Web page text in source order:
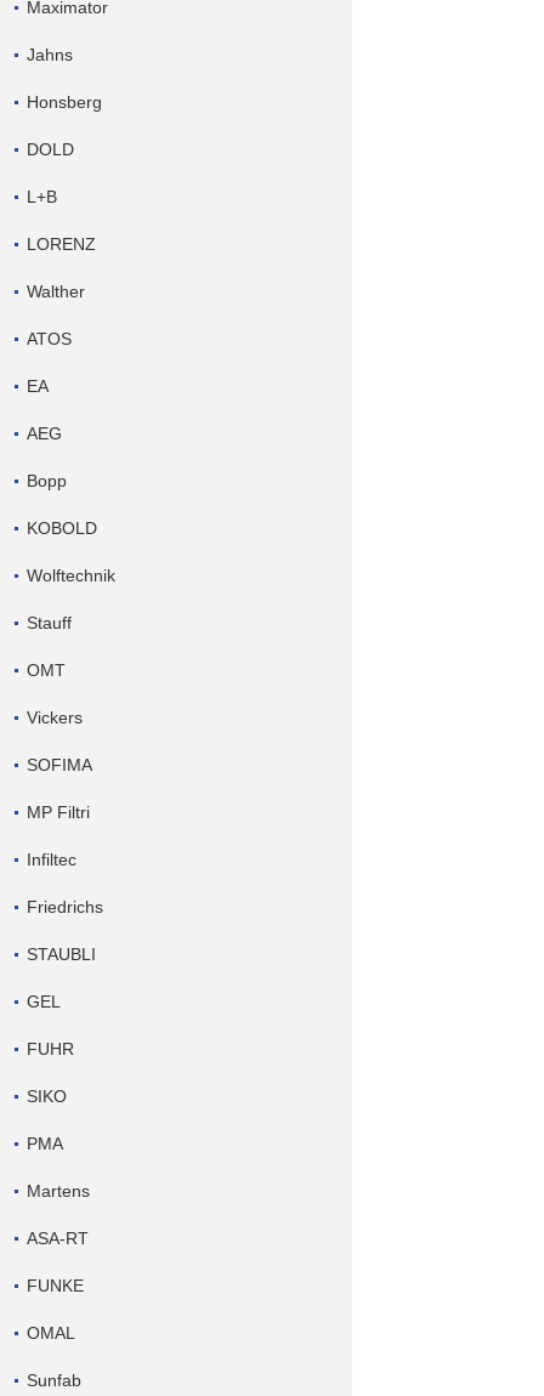
Maximator
Jahns
Honsberg
DOLD
L+B
LORENZ
Walther
ATOS
EA
AEG
Bopp
KOBOLD
Wolftechnik
Stauff
OMT
Vickers
SOFIMA
MP Filtri
Infiltec
Friedrichs
STAUBLI
GEL
FUHR
SIKO
PMA
Martens
ASA-RT
FUNKE
OMAL
Sunfab